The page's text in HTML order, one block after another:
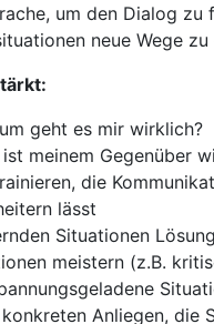
um den Dialog zu
neue Wege zu
geht es mir wirklich?
meinem Gegenüber
die
lässt
Situationen
meistern (z.B.
Anliegen, die